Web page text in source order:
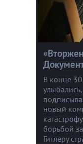
В конце
новый
борьбой
Гитлеру